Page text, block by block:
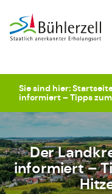
Sie sind hier:
informiert – Tipps
Der
informiert –